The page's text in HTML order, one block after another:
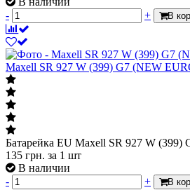
-
+ В
Maxell SR 927 W (399) G7 (NEW
Батарейка EU Maxell SR 927 W (399)
135 грн. за 1 шт
В наличии
-
+ В